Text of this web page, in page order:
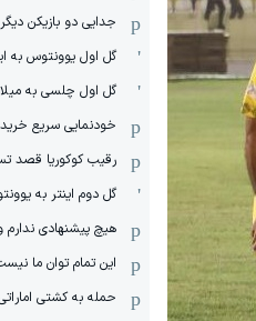
جدایی دو بازیکن
گل اول یوونتوس به
گل اول چلسی به
خودنمایی سریع
رقیب کوکوریا قصد
گل دوم اینتر به
هیچ پیشنهادی
این تمام توان ما
حمله به کشتی